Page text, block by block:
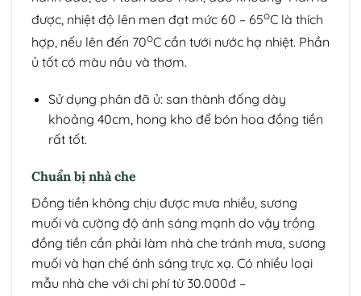
được, nhiệt độ lên men đạt mức 60 – 65oC là thích
hợp, nếu lên đến 70oC cần tưới nước hạ nhiệt. Phần
ủ tốt có màu nâu và thơm.
Sử dụng phân đã ủ: san thành đống dày
khoảng 40cm, hong kho để bón hoa đồng tiền
rất tốt.
Chuẩn bị nhà che
Đồng tiền không chịu được mưa nhiều, sương
muối và cường độ ánh sáng mạnh do vậy trồng
đồng tiền cần phải làm nhà che tránh mưa, sương
muối và hạn chế ánh sáng trực xạ. Có nhiều loại
mẫu nhà che với chi phí từ 30.000đ –